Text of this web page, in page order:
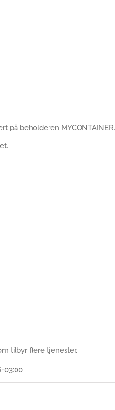
på beholderen MYCONTAINER.
tilbyr flere tjenester.
03:00